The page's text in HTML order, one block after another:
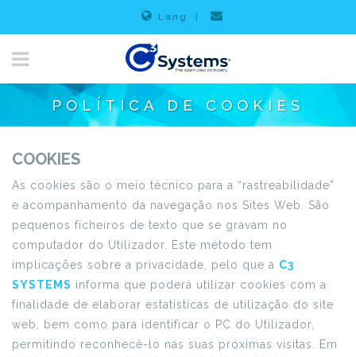
Lang
POLÍTICA DE COOKIES
COOKIES
As cookies são o meio técnico para a “rastreabilidade”
e acompanhamento da navegação nos Sites Web. São
pequenos ficheiros de texto que se gravam no
computador do Utilizador. Este método tem
implicações sobre a privacidade, pelo que a C3
SYSTEMS informa que poderá utilizar cookies com a
finalidade de elaborar estatísticas de utilização do site
web, bem como para identificar o PC do Utilizador,
permitindo reconhecê-lo nas suas próximas visitas. Em